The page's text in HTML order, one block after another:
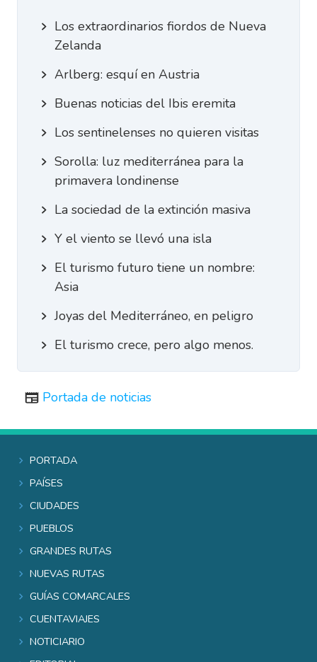
Los extraordinarios fiordos de Nueva
Zelanda
Arlberg: esquí en Austria
Buenas noticias del Ibis eremita
Los sentinelenses no quieren visitas
Sorolla: luz mediterránea para la
primavera londinense
La sociedad de la extinción masiva
Y el viento se llevó una isla
El turismo futuro tiene un nombre:
Asia
Joyas del Mediterráneo, en peligro
El turismo crece, pero algo menos.
Portada de noticias
Portada
Países
Ciudades
Pueblos
Grandes rutas
Nuevas rutas
Guías comarcales
Cuentaviajes
Noticiario